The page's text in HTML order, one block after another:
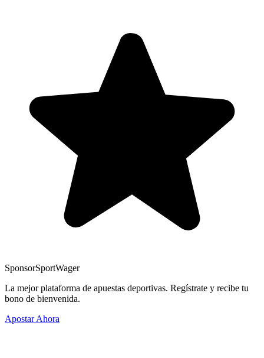
SponsorSportWager
La mejor plataforma de apuestas deportivas. Regístrate y recibe tu
bono de bienvenida.
Apostar Ahora